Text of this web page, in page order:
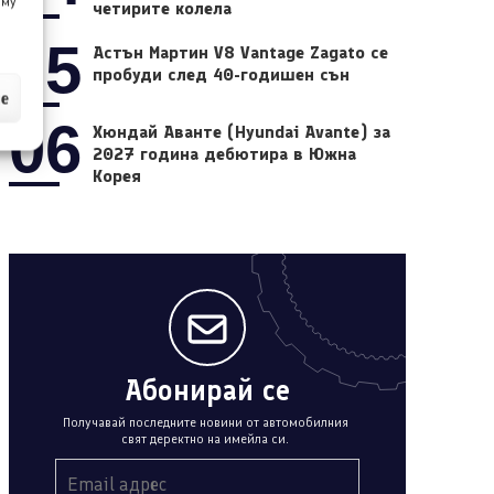
четирите колела
05
Астън Мартин V8 Vantage Zagato се
пробуди след 40-годишен сън
06 Хюндай Аванте (Hyundai Avante) за
2027 година дебютира в Южна
Корея
Абонирай се
Получавай последните новини от автомобилния
свят деректно на имейла си.